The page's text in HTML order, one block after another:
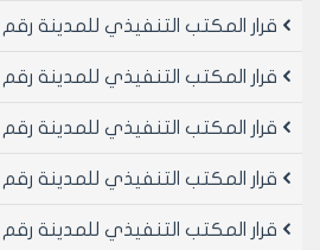
مايلي:
الإسلامية:
طول واجهة المحل ولا تتجاوز /70/سم.
المطار باتجاه:
قرار المكتب التنفيذي للمدينة رقم 163 لعام 2021
قرار المكتب التنفيذي للمدينة رقم 189 لعام 2021
قرار المكتب التنفيذي للمدينة رقم 192 لعام 2021
قرار المكتب التنفيذي للمدينة رقم 2 لعام 2021
قرار المكتب التنفيذي للمدينة رقم 224 لعام 2021